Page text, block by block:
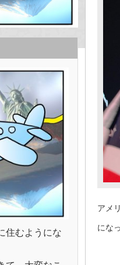
アメ
にな
住むようにな